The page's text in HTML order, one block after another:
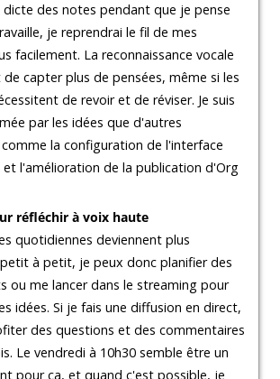
dicte des notes pendant que je pense
je reprendrai le fil de mes
facilement. La reconnaissance vocale
capter plus de pensées, même si les
de revoir et de réviser. Je suis
par les idées que d'autres
la configuration de l'interface
et l'amélioration de la publication d'Org
réfléchir à voix haute
quotidiennes deviennent plus
à petit, je peux donc planifier des
ou me lancer dans le streaming pour
idées. Si je fais une diffusion en direct,
des questions et des commentaires
Le vendredi à 10h30 semble être un
pour ça, et quand c'est possible, je